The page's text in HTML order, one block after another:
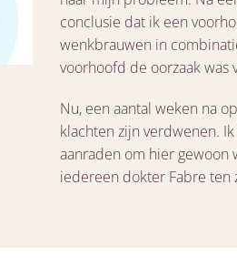
conclusie dat ik een
wenkbrauwen in
voorhoofd de oorzaak was
Nu, een aantal weken na
klachten zijn verdwenen.
aanraden om hier gewoon
iedereen dokter Fabre ten